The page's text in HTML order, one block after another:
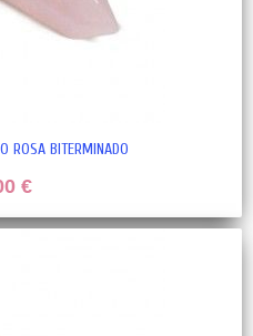
ROSA BITERMINADO
€